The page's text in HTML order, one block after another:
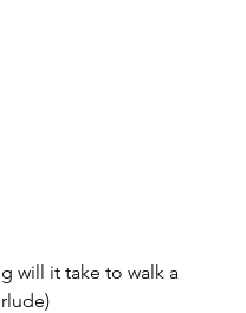
will it take to walk a